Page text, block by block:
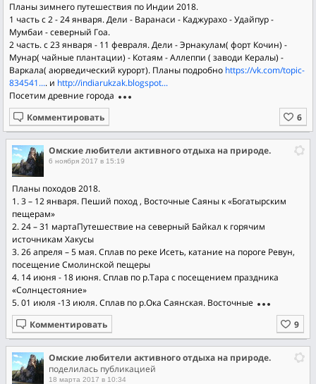
Планы зимнего путешествия по Индии 2018.
1 часть с 2 - 24 января. Дели - Варанаси - Каджурахо - Удайпур -
Мумбаи - северный Гоа.
2 часть. с 23 января - 11 февраля. Дели - Эрнакулам( форт Кочин) -
Мунар( чайные плантации) - Котаям - Аллеппи ( заводи Кералы) -
Варкала( аюрведический курорт). Планы подробно https://vk.com/topic-
834541.... и http://indiarukzak.blogspot...
Посетим древние города
Комментировать
Омские любители активного отдыха на природе.
6 ноября 2017 в 15:19
Планы походов 2018.
1. 3 – 12 января. Пеший поход , Восточные Саяны к «Богатырским
пещерам»
2. 24 – 31 мартаПутешествие на северный Байкал к горячим
источникам Хакусы
3. 26 апреля – 5 мая. Сплав по реке Исеть, катание на пороге Ревун,
посещение Смолинской пещеры
4. 14 июня - 18 июня. Сплав по р.Тара с посещением праздника
«Солнцестояние»
5. 01 июля -13 июля. Сплав по р.Ока Саянская. Восточные
Комментировать
Омские любители активного отдыха на природе.
поделилась публикацией
18 марта 2017 в 10:34